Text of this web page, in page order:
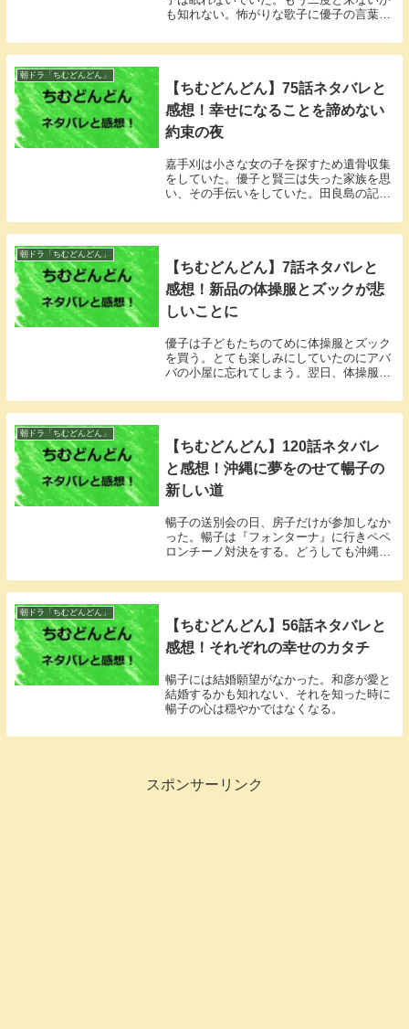
も知れない。怖がりな歌子に優子の言葉が
朝ドラ「ちむどんどん」
【ちむどんどん】75話ネタバレと
感想！幸せになることを諦めない
約束の夜
嘉手刈は小さな女の子を探すため遺骨収集
をしていた。優子と賢三は失った家族を思
い、その手伝いをしていた。田良島の記事
朝ドラ「ちむどんどん」
【ちむどんどん】7話ネタバレと
感想！新品の体操服とズックが悲
しいことに
優子は子どもたちのてめに体操服とズック
を買う。とても楽しみにしていたのにアバ
バの小屋に忘れてしまう。翌日、体操服は
朝ドラ「ちむどんどん」
【ちむどんどん】120話ネタバレ
と感想！沖縄に夢をのせて暢子の
新しい道
暢子の送別会の日、房子だけが参加しなか
った。暢子は『フォンターナ』に行きペペ
ロンチーノ対決をする。どうしても沖縄に
朝ドラ「ちむどんどん」
【ちむどんどん】56話ネタバレと
感想！それぞれの幸せのカタチ
暢子には結婚願望がなかった。和彦が愛と
結婚するかも知れない、それを知った時に
暢子の心は穏やかではなくなる。
スポンサーリンク